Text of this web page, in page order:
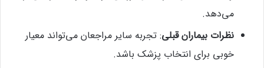
می‌دهد.
نظرات بیماران قبلی: تجربه سایر مراجعان می‌تواند معیار
خوبی برای انتخاب پزشک باشد.